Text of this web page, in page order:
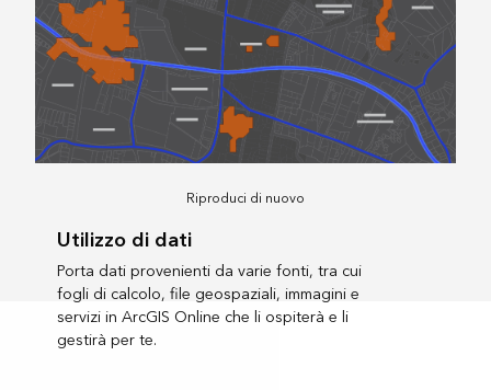
Riproduci di nuovo
Utilizzo di dati
Porta dati provenienti da varie fonti, tra cui
fogli di calcolo, file geospaziali, immagini e
servizi in ArcGIS Online che li ospiterà e li
gestirà per te.